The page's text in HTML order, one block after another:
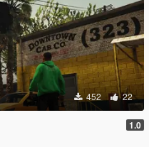
452 22
1.0